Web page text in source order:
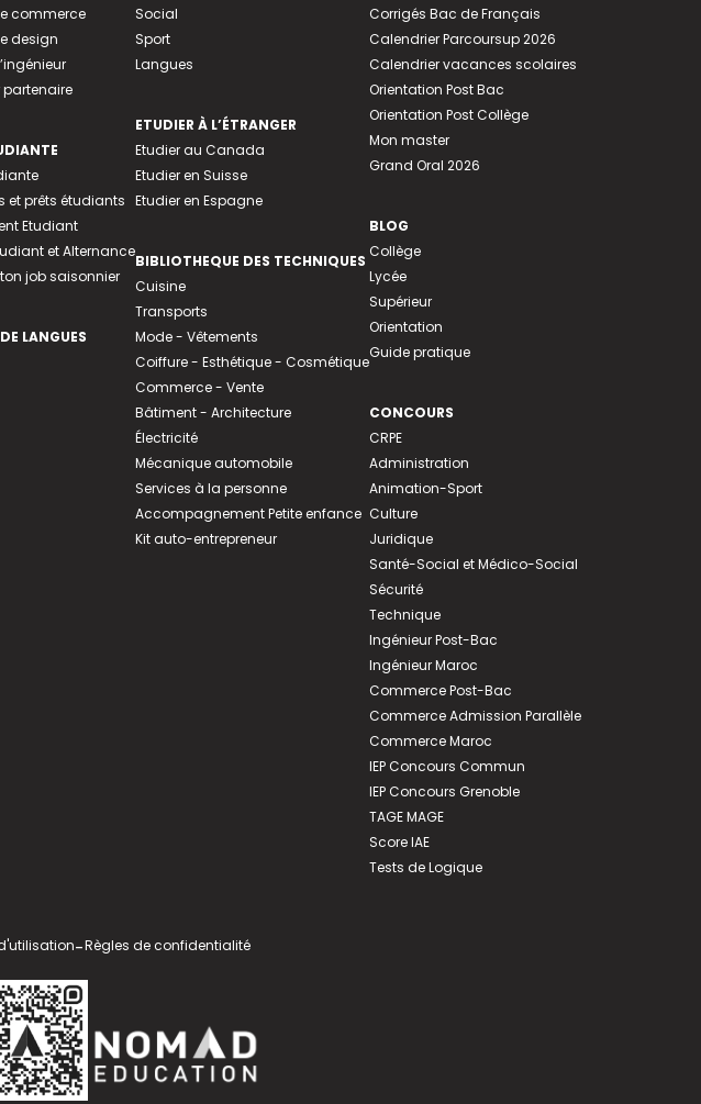
commerce
design
partenaire
et prêts étudiants
Etudiant
et Alternance
job saisonnier
LANGUES
Social
Sport
Langues
ETUDIER À L’ÉTRANGER
Etudier au Canada
Etudier en Suisse
Etudier en Espagne
BIBLIOTHEQUE DES TECHNIQUES
Cuisine
Transports
Mode - Vêtements
Coiffure - Esthétique - Cosmétique
Commerce - Vente
Bâtiment - Architecture
Électricité
Mécanique automobile
Services à la personne
Accompagnement Petite enfance
Kit auto-entrepreneur
Corrigés Bac de Français
Calendrier Parcoursup 2026
Calendrier vacances scolaires
Orientation Post Bac
Orientation Post Collège
Mon master
Grand Oral 2026
BLOG
Collège
Lycée
Supérieur
Orientation
Guide pratique
CONCOURS
CRPE
Administration
Animation-Sport
Culture
Juridique
Santé-Social et Médico-Social
Sécurité
Technique
Ingénieur Post-Bac
Ingénieur Maroc
Commerce Post-Bac
Commerce Admission Parallèle
Commerce Maroc
IEP Concours Commun
IEP Concours Grenoble
TAGE MAGE
Score IAE
Tests de Logique
-Règles de confidentialité